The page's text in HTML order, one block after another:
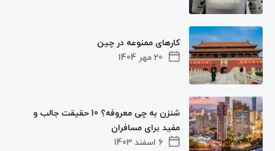
20 مهر 1404
کارهای ممنوعه در چین
6 اسفند 1403
شنزن به چی معروفه؟ 10 حقیقت جالب و
مفید برای مسافران